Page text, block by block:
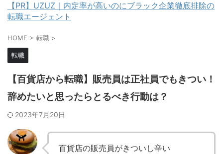
【PR】UZUZ｜内定率が高いのにブラック企業徹底排除の
転職エージェント
HOME > 転職 >
転職
【百貨店から転職】販売員は正社員でもきつい！
辞めたいと思ったらとるべき行動は？
2023年7月20日
百貨店の販売員がきついし辛い